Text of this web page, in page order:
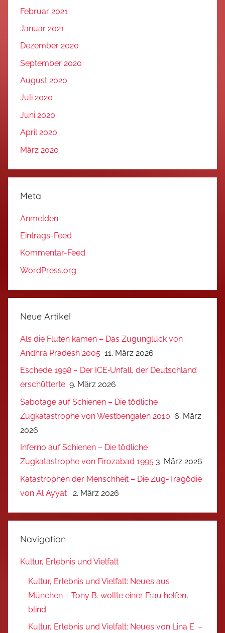
Februar 2021
Januar 2021
Dezember 2020
September 2020
August 2020
Juli 2020
Juni 2020
April 2020
März 2020
Meta
Anmelden
Eintrags-Feed
Kommentar-Feed
WordPress.org
Neue Artikel
Als die Fluten kamen – Das Zugunglück von
Andhra Pradesh 2005 11. März 2026
Eschede 1998 – Der ICE‑Unfall, der Deutschland
erschütterte 9. März 2026
Sabotage auf Schienen – Die tödliche
Zugkatastrophe von Westbengalen 2010 6. März
2026
Inferno auf Schienen – Die tödliche
Zugkatastrophe von Firozabad 1995 3. März 2026
Katastrophen der Menschheit – Die Zug-Tragödie
von Al Ayyat
2. März 2026
Navigation
Kultur, Erlebnis und Vielfalt
Kultur, Erlebnis und Vielfalt: Neues aus
München – Tony B. wollte einer Frau helfen,
blind
Kultur, Erlebnis und Vielfalt: Neues von Lina E. –